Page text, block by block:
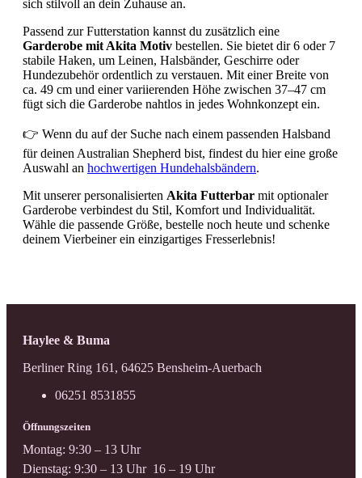
sich stilvoll an dein Zuhause an.
Passend zur Futterstation kannst du zusätzlich eine
Garderobe mit Akita Motiv bestellen. Sie bietet dir 6 oder 7
stabile Haken, um Leinen, Halsbänder, Geschirre oder
Hundezubehör ordentlich zu verstauen. Mit einer Breite von
ca. 49 cm und einer variierenden Höhe zwischen 37–47 cm
fügt sich die Garderobe nahtlos in jedes Wohnkonzept ein.
👉 Wenn du auf der Suche nach einem passenden Halsband
für deinen Australian Shepherd bist, findest du hier eine große
Auswahl an hochwertigen Hundehalsbändern.
Mit unserer personalisierten Akita Futterbar mit optionaler
Garderobe verbindest du Stil, Komfort und Individualität.
Wähle die passende Größe, bestelle noch heute und schenke
deinem Vierbeiner ein einzigartiges Fresserlebnis!
Haylee & Buma
Berliner Ring 161, 64625 Bensheim-Auerbach
06251 8531855
Öffnungszeiten
Montag: 9:30 – 13 Uhr
Dienstag: 9:30 – 13 Uhr 16 – 19 Uhr